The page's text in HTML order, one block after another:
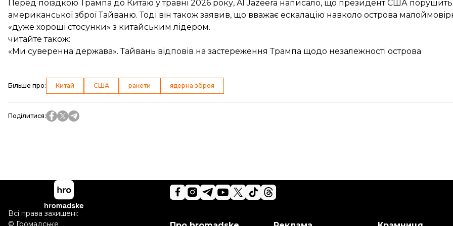
Перед поїздкою Трампа до Китаю у травні 2026 року, Al Jazeera написало, що президент США
американської зброї Тайваню. Тоді він також заявив, що вважає ескалацію навколо острова
«дуже хороші стосунки» з китайським лідером.
читайте також:
«Ми суверенна держава». Тайвань відповів на застереження Трампа щодо незалежності острова
Більше про: Китай США ракети ядерна зброя
Поділитися:
Всі права захищені: